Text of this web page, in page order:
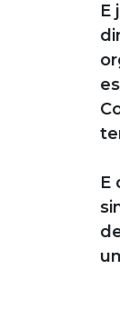
E
E